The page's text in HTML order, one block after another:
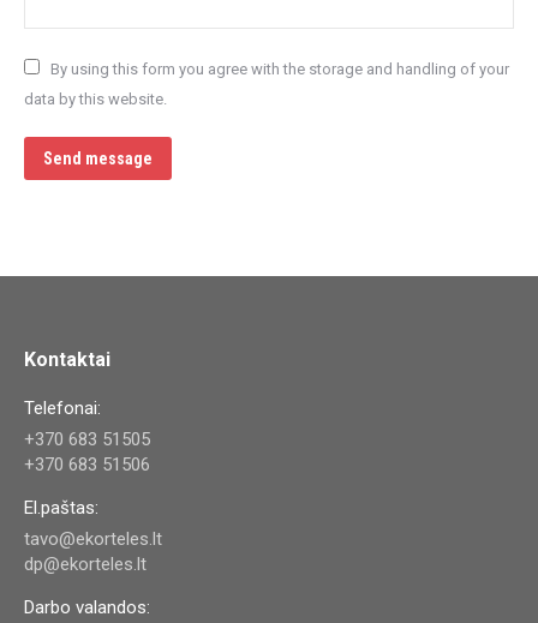
By using this form you agree with the storage and handling of your
data by this website.
Send message
Kontaktai
Telefonai:
+370 683 51505
+370 683 51506
El.paštas:
tavo@ekorteles.lt
dp@ekorteles.lt
Darbo valandos: